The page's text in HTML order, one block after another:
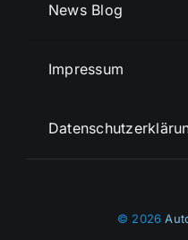
News Blog
Impressum
© 2026